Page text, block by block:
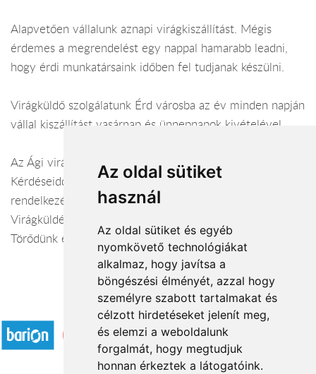
Az oldal sütiket
használ
Az oldal sütiket és egyéb
nyomkövető technológiákat
alkalmaz, hogy javítsa a
böngészési élményét, azzal hogy
személyre szabott tartalmakat és
célzott hirdetéseket jelenít meg,
és elemzi a weboldalunk
forgalmát, hogy megtudjuk
honnan érkeztek a látogatóink.
Alapvetően vállalunk aznapi virágkiszállítást. Mégis
érdemes a megrendelést egy nappal hamarabb leadni,
hogy érdi munkatársaink időben fel tudjanak készülni.
Virágküldő szolgálatunk Érd városba az év minden napján
vállal kiszállítást vasárnap és ünnepnapok kivételével.
Az Ági virágüzlet virágüzlet webáruháza:
Kérdéseiddel kapcsolatban örömmel állunk
rendelkezésedre.
Virágküldés Érd
Törődünk egymással
Elfogadott fizetési módok